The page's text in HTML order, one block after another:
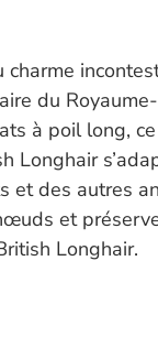
charme
du
à poil long,
Longhair
et des autres
et
Longhair.